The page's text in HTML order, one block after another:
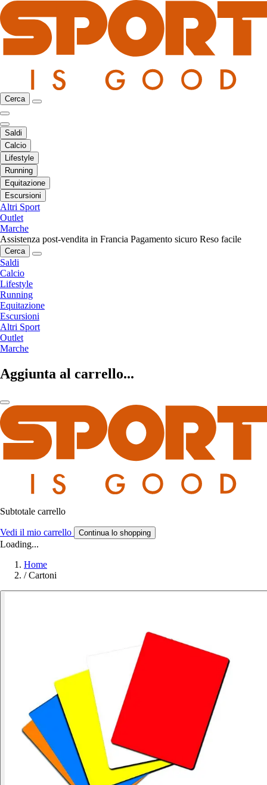
Cerca
Saldi
Calcio
Lifestyle
Running
Equitazione
Escursioni
Altri Sport
Outlet
Marche
Assistenza post-vendita in Francia Pagamento sicuro Reso facile
Cerca
Saldi
Calcio
Lifestyle
Running
Equitazione
Escursioni
Altri Sport
Outlet
Marche
Aggiunta al carrello...
Subtotale carrello
Vedi il mio carrello Continua lo shopping
Loading...
Home
/ Cartoni